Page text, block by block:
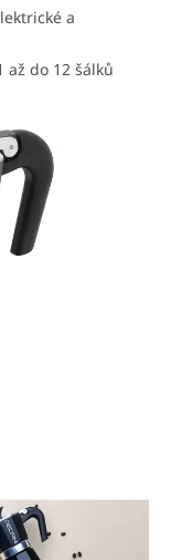
a
až do 12 šálků